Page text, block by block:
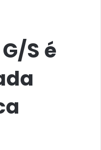
S é